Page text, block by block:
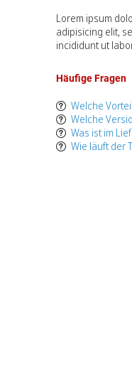
Lorem ipsum
adipisicing elit,
incididunt ut
Häufige Fragen
Welche
Welche
Was ist im
Wie läuft der